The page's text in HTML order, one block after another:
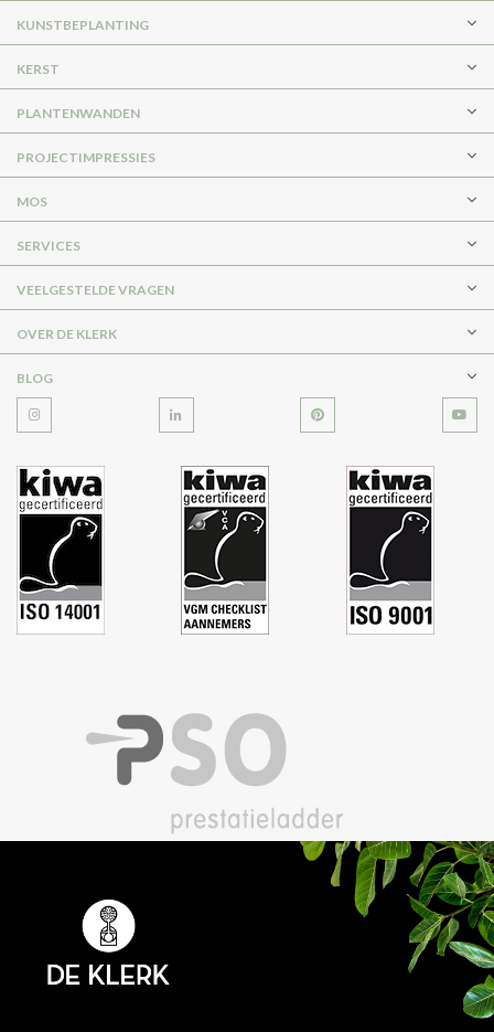
KUNSTBEPLANTING
KERST
PLANTENWANDEN
PROJECTIMPRESSIES
MOS
SERVICES
VEELGESTELDE VRAGEN
OVER DE KLERK
BLOG